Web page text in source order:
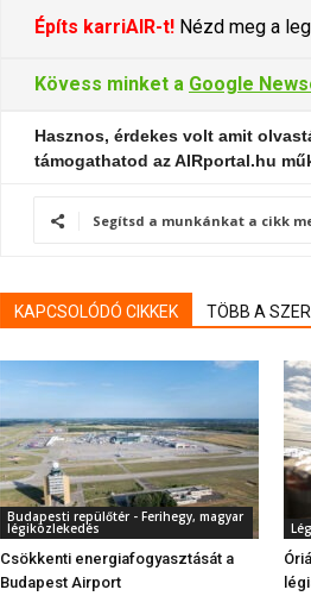
Építs karriAIR-t! Nézd meg a
Kövess minket a Google
Hasznos, érdekes volt amit
támogathatod az AIRportal.hu
Segítsd a munkánkat a cikk
KAPCSOLÓDÓ CIKKEK TÖBB A
Budapesti repülőtér - Ferihegy, magyar
légiközlekedés
Csökkenti energiafogyasztását a
Budapest Airport